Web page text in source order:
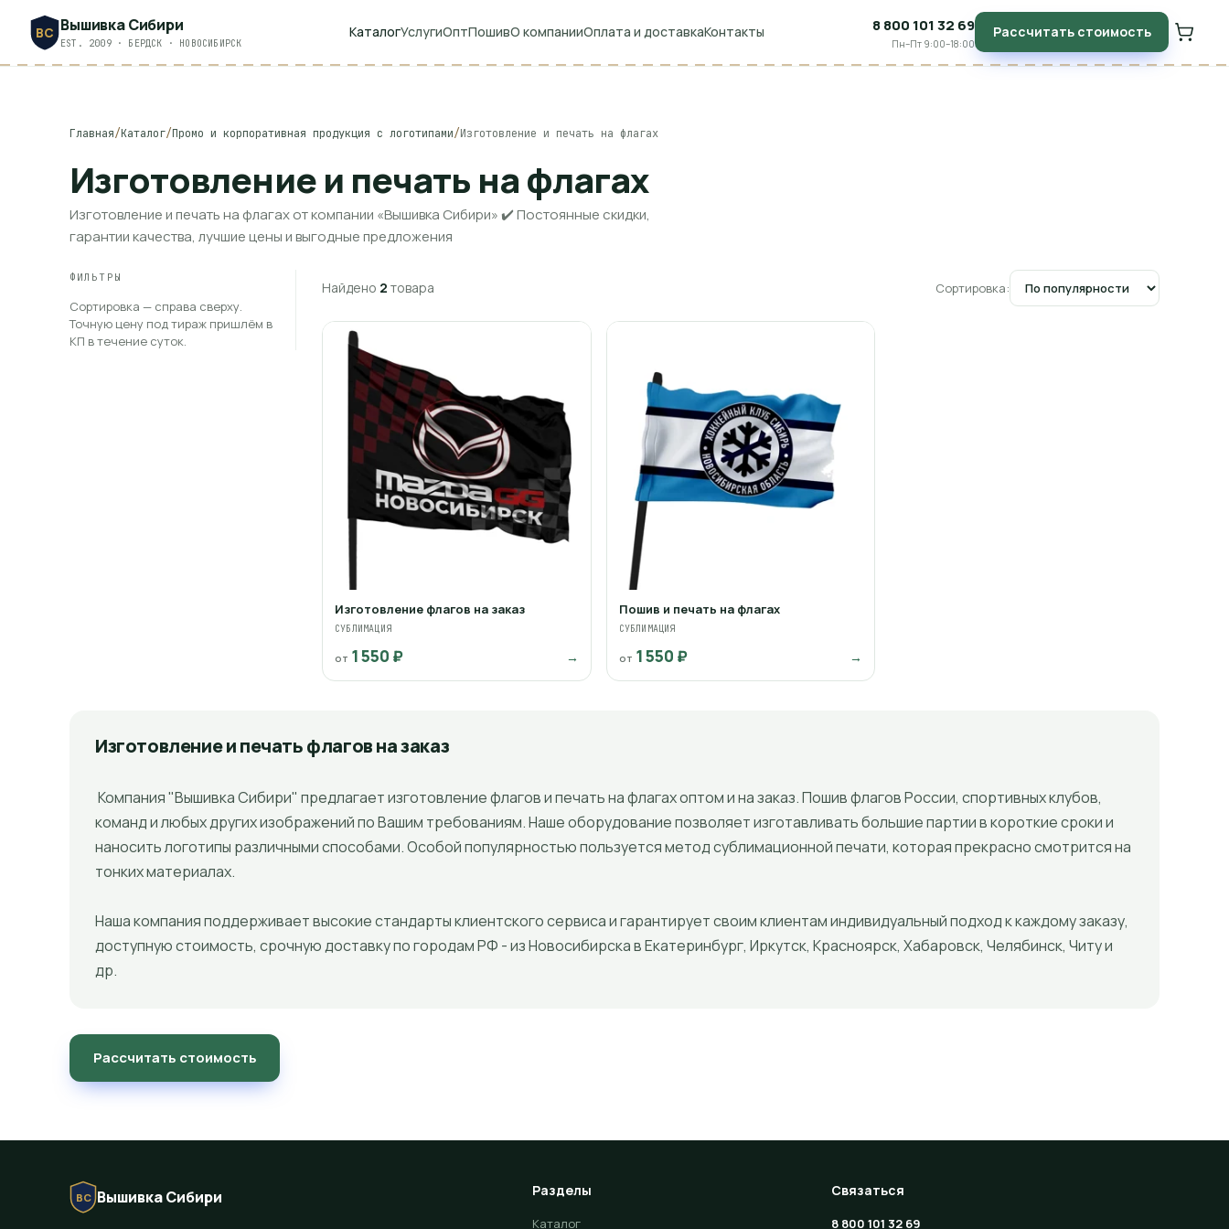
ВС Вышивка Сибири
EST. 2009 · БЕРДСК · НОВОСИБИРСК
КаталогУслугиОптПошивО компанииОплата и доставкаКонтакты 8 800 101 32 69
Пн–Пт 9:00–18:00
Рассчитать стоимость
Главная/Каталог/Промо и корпоративная продукция с логотипами/Изготовление и печать на флагах
Изготовление и печать на флагах
Изготовление и печать на флагах от компании «Вышивка Сибири» ✔️ Постоянные скидки,
гарантии качества, лучшие цены и выгодные предложения
ФИЛЬТРЫ
Сортировка — справа сверху.
Точную цену под тираж пришлём в
КП в течение суток.
Найдено 2 товара Сортировка:
Изготовление флагов на заказ
СУБЛИМАЦИЯ
от 1 550 ₽ →
Пошив и печать на флагах
СУБЛИМАЦИЯ
от 1 550 ₽ →
Изготовление и печать флагов на заказ
Компания "Вышивка Сибири" предлагает изготовление флагов и печать на флагах оптом и на заказ. Пошив флагов России, спортивных клубов,
команд и любых других изображений по Вашим требованиям. Наше оборудование позволяет изготавливать большие партии в короткие сроки и
наносить логотипы различными способами. Особой популярностью пользуется метод сублимационной печати, которая прекрасно смотрится на
тонких материалах.
Наша компания поддерживает высокие стандарты клиентского сервиса и гарантирует своим клиентам индивидуальный подход к каждому заказу,
доступную стоимость, срочную доставку по городам РФ - из Новосибирска в Екатеринбург, Иркутск, Красноярск, Хабаровск, Челябинск, Читу и
др.
Рассчитать стоимость
ВС Вышивка Сибири Разделы
Каталог
Связаться
8 800 101 32 69